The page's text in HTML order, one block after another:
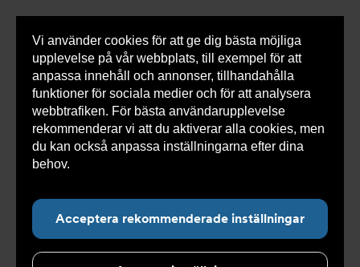
Vi använder cookies för att ge dig bästa möjliga
upplevelse på vår webbplats, till exempel för att
anpassa innehåll och annonser, tillhandahålla
funktioner för sociala medier och för att analysera
webbtrafiken. För bästa användarupplevelse
rekommenderar vi att du aktiverar alla cookies, men
du kan också anpassa inställningarna efter dina
behov.
Acceptera rekommenderade inställningar
0 varorSnabborder
Du
här:
Armatec > Produkter > Kyla > Slang >
Slang
OXY
> Slang OXY AT 5745- >
Slang OXY Inv. x Inv. AT
5745-W46515102